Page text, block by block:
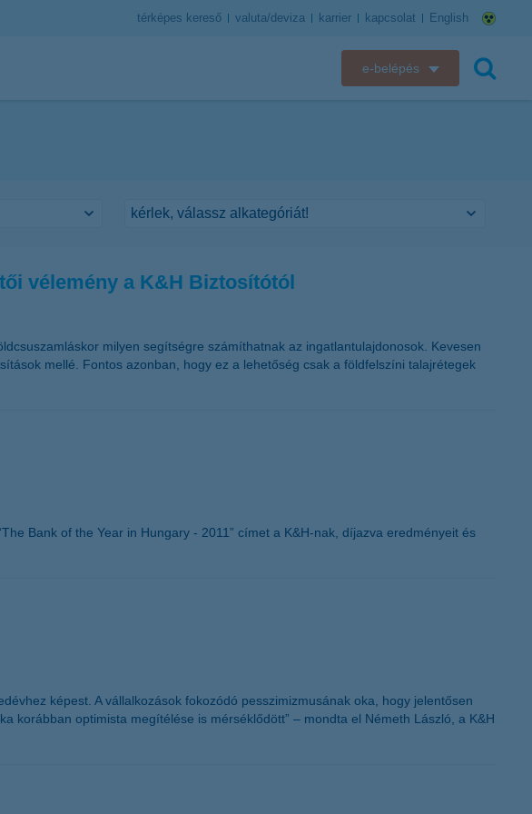
térképes kereső valuta/deviza karrier kapcsolat English
e-belépés
vélemény a K&H Biztosítótól
milyen segítségre számíthatnak az ingatlantulajdonosok. Kevesen
mellé. Fontos azonban, hogy ez a lehetőség csak a földfelszíni talajrétegek
Bank of the Year in Hungary - 2011” címet a K&H-nak, díjazva eredményeit és
képest. A vállalkozások fokozódó pesszimizmusának oka, hogy jelentősen
korábban optimista megítélése is mérséklődött” – mondta el Németh László, a K&H